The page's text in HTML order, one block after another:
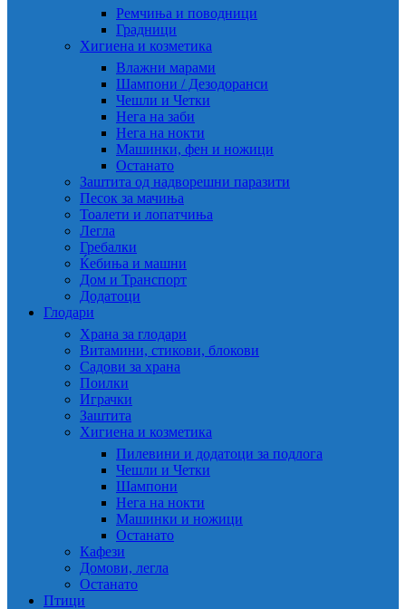
Ремчиња и поводници
Градници
Хигиена и козметика
Влажни марами
Шампони / Дезодоранси
Чешли и Четки
Нега на заби
Нега на нокти
Машинки, фен и ножици
Останато
Заштита од надворешни паразити
Песок за мачиња
Тоалети и лопатчиња
Легла
Гребалки
Ќебиња и машни
Дом и Транспорт
Додатоци
Глодари
Храна за глодари
Витамини, стикови, блокови
Садови за храна
Поилки
Играчки
Заштита
Хигиена и козметика
Пилевини и додатоци за подлога
Чешли и Четки
Шампони
Нега на нокти
Машинки и ножици
Останато
Кафези
Домови, легла
Останато
Птици